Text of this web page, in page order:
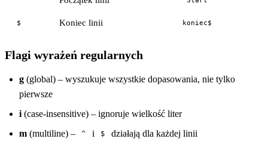
$ Koniec linii koniec$
Flagi wyrażeń regularnych
g (global) – wyszukuje wszystkie dopasowania, nie tylko
pierwsze
i (case-insensitive) – ignoruje wielkość liter
m (multiline) – ^ i $
działają dla każdej linii